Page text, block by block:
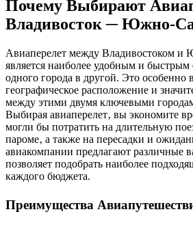
Почему Выбирают
Владивосток ─ Южно-
Авиаперелет между Владивостоком и
является наиболее удобным и быстрым
одного города в другой. Это особенно
географическое расположение и
между этими двумя ключевыми
Выбирая авиаперелет‚ вы экономите
могли бы потратить на длительную
пароме‚ а также на пересадки и
авиакомпании предлагают различные
позволяет подобрать наиболее
каждого бюджета.
Преимущества